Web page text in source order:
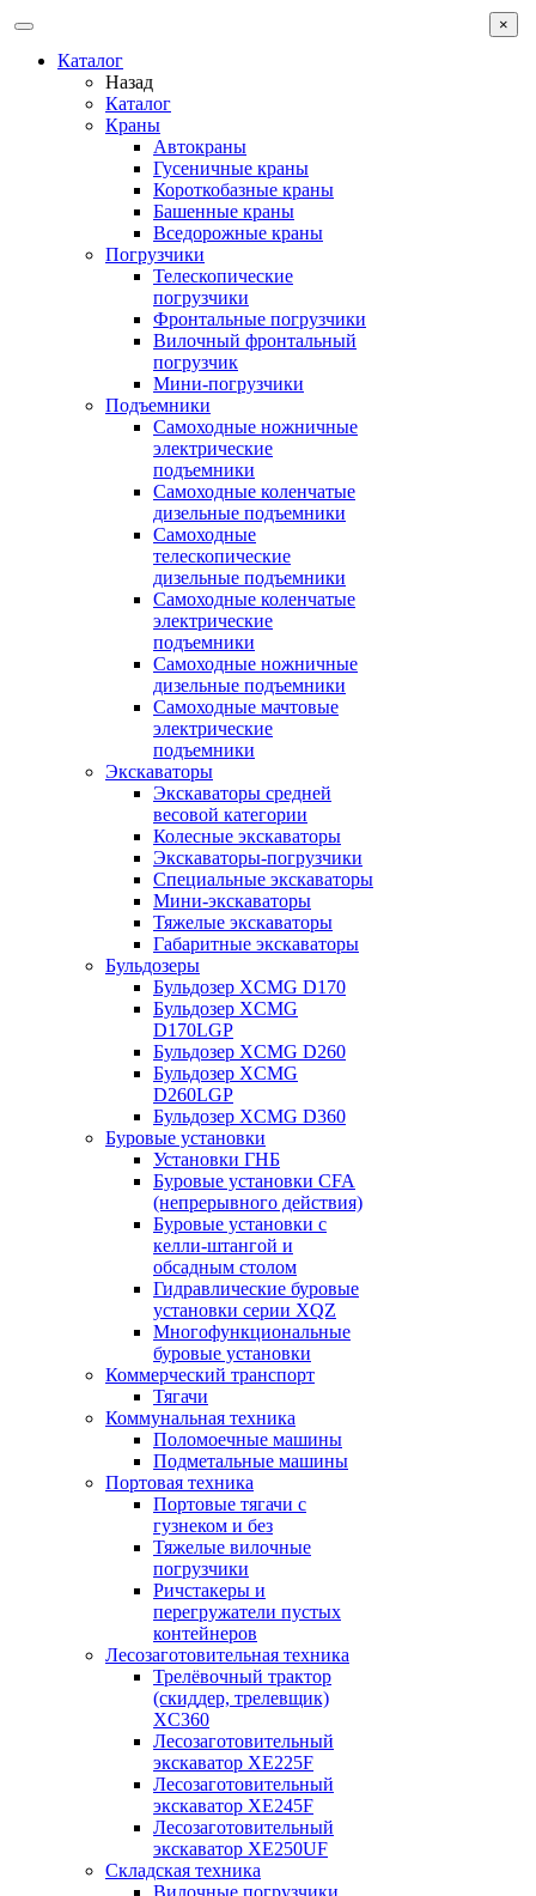
Каталог
Назад
Каталог
Краны
Автокраны
Гусеничные краны
Короткобазные краны
Башенные краны
Вcедорожные краны
Погрузчики
Телескопические
погрузчики
Фронтальные погрузчики
Вилочный фронтальный
погрузчик
Мини-погрузчики
Подъемники
Самоходные ножничные
электрические
подъемники
Самоходные коленчатые
дизельные подъемники
Самоходные
телескопические
дизельные подъемники
Самоходные коленчатые
электрические
подъемники
Самоходные ножничные
дизельные подъемники
Самоходные мачтовые
электрические
подъемники
Экскаваторы
Экскаваторы средней
весовой категории
Колесные экскаваторы
Экскаваторы-погрузчики
Специальные экскаваторы
Мини-экскаваторы
Тяжелые экскаваторы
Габаритные экскаваторы
Бульдозеры
Бульдозер XCMG D170
Бульдозер XCMG
D170LGP
Бульдозер XCMG D260
Бульдозер XCMG
D260LGP
Бульдозер XCMG D360
Буровые установки
Установки ГНБ
Буровые установки CFA
(непрерывного действия)
Буровые установки с
келли-штангой и
обсадным столом
Гидравлические буровые
установки серии XQZ
Многофункциональные
буровые установки
Коммерческий транспорт
Тягачи
Коммунальная техника
Поломоечные машины
Подметальные машины
Портовая техника
Портовые тягачи с
гузнеком и без
Тяжелые вилочные
погрузчики
Ричстакеры и
перегружатели пустых
контейнеров
Лесозаготовительная техника
Трелёвочный трактор
(скиддер, трелевщик)
XC360
Лесозаготовительный
экскаватор XE225F
Лесозаготовительный
экскаватор XE245F
Лесозаготовительный
экскаватор XE250UF
Складская техника
Вилочные погрузчики
×